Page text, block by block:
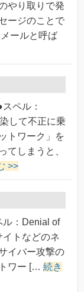
やり取りで発
ージのことで
ールと呼ば
ペル：
して不正に乗
トワーク」を
てしまうと、
>>
：Denial of
トなどのネ
イバー攻撃の
ワー [… 続き